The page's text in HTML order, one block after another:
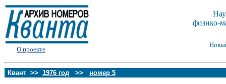
О проекте
физико-
Квант >> 1976 год >> номер 5